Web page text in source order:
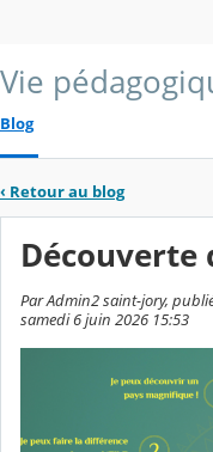
Vie
Blog
‹ Retour au blog
Découverte
Par Admin2 saint-jory,
samedi 6 juin 2026 15:53